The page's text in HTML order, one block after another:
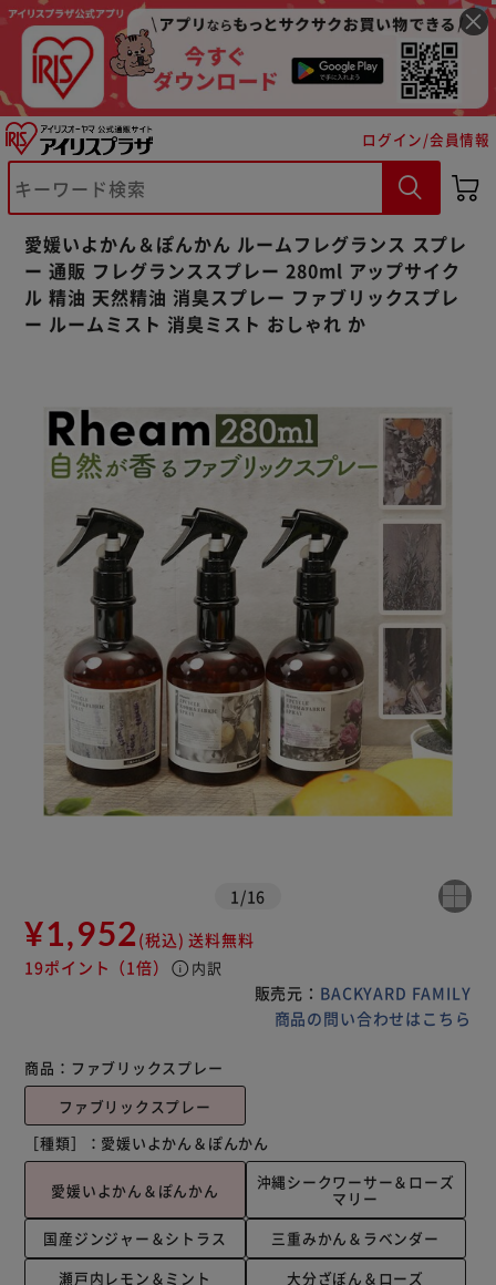
ログイン/会員情報
愛媛いよかん＆ぽんかん ルームフレグランス スプレ
ー 通販 フレグランススプレー 280ml アップサイク
ル 精油 天然精油 消臭スプレー ファブリックスプレ
ー ルームミスト 消臭ミスト おしゃれ か
1 /16
¥1,952 (税込) 送料無料
19ポイント （1倍） info 内訳
販売元： BACKYARD FAMILY
商品の問い合わせはこちら
商品： ファブリックスプレー
ファブリックスプレー
［種類］： 愛媛いよかん＆ぽんかん
愛媛いよかん＆ぽんかん 沖縄シークワーサー＆ローズ
マリー
国産ジンジャー＆シトラス
三重みかん＆ラベンダー
瀬戸内レモン＆ミント
大分ざぼん＆ローズ
※ご確認ください
カートに入れる 購入手続きへ